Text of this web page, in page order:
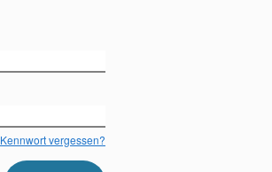
Kennwort vergessen?